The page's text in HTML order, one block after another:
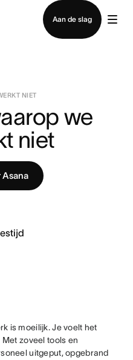
Aan de slag
met verkoop
NIET
we
niet
Asana
is moeilijk. Je voelt het
zoveel tools en
uitgeput, opgebrand